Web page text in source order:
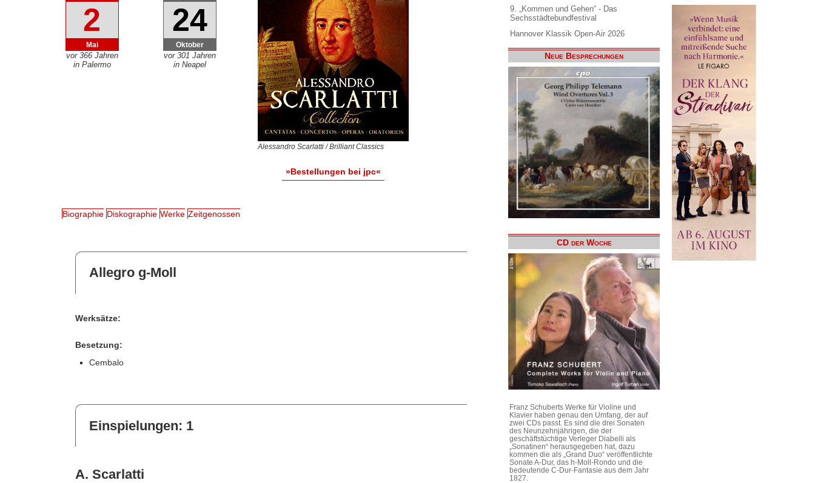
2
Mai
vor 366 Jahren
in Palermo
24
Oktober
vor 301 Jahren
in Neapel
Alessandro Scarlatti / Brilliant Classics
»Bestellungen bei jpc«
Biographie Diskographie Werke Zeitgenossen
Allegro g-Moll
Werksätze:
Besetzung:
Cembalo
Einspielungen: 1
A. Scarlatti
9. „Kommen und Gehen“ - Das
Sechsstädtebundfestival
Hannover Klassik Open-Air 2026
Neue Besprechungen
CD der Woche
Franz Schuberts Werke für Violine und
Klavier haben genau den Umfang, der auf
zwei CDs passt. Es sind die drei Sonaten
des Neunzehnjährigen, die der
geschäftstüchtige Verleger Diabelli als
„Sonatinen“ herausgegeben hat, dazu
kommen die als „Grand Duo“ veröffentlichte
Sonate A-Dur, das h-Moll-Rondo und die
bedeutende C-Dur-Fantasie aus dem Jahr
1827.